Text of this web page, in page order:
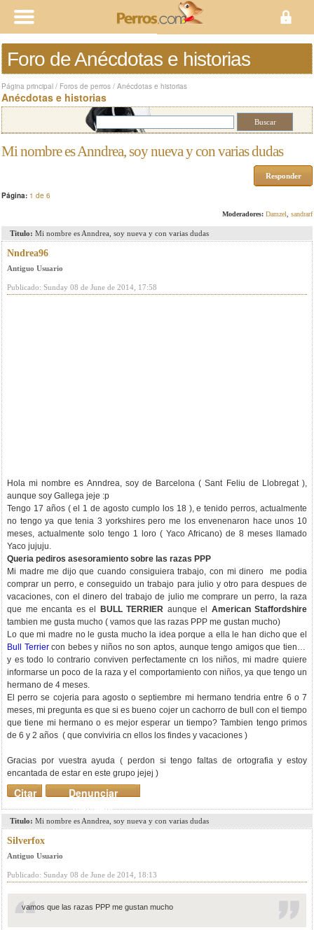
Foro de Anécdotas e historias
Página principal / Foros de perros / Anécdotas e historias
Anécdotas e historias
Mi nombre es Anndrea, soy nueva y con varias dudas
Responder
Página: 1 de 6
Moderadores: Damzel sandrarf
Titulo: Mi nombre es Anndrea, soy nueva y con varias dudas
Nndrea96
Antiguo Usuario
Publicado: Sunday 08 de June de 2014, 17:58
Hola mi nombre es Anndrea, soy de Barcelona ( Sant Feliu de Llobregat ),
aunque soy Gallega jeje :p
Tengo 17 años ( el 1 de agosto cumplo los 18 ), e tenido perros, actualmente
no tengo ya que tenia 3 yorkshires pero me los envenenaron hace unos 10
meses, actualmente solo tengo 1 loro ( Yaco Africano) de 8 meses llamado
Yaco jujuju.
Queria pediros asesoramiento sobre las razas PPP
Mi madre me dijo que cuando consiguiera trabajo, con mi dinero me podia
comprar un perro, e conseguido un trabajo para julio y otro para despues de
vacaciones, con el dinero del trabajo de julio me comprare un perro, la raza
que me encanta es el
BULL TERRIER aunque el
American Staffordshire
tambien me gusta mucho ( vamos que las razas PPP me gustan mucho)
Lo que mi madre no le gusta mucho la idea porque a ella le han dicho que el
Bull Terriercon bebes y niños no son aptos, aunque tengo amigos que tienen
y es todo lo contrario conviven perfectamente cn los niños, mi madre quiere
informarse un poco de la raza y el comportamiento con niños, ya que tengo un
hermano de 4 meses.
El perro se cojeria para agosto o septiembre mi hermano tendria entre 6 o 7
meses, mi pregunta es que si es bueno cojer un cachorro de bull con el tiempo
que tiene mi hermano o es mejor esperar un tiempo? Tambien tengo primos
de 6 y 2 años ( que conviviria cn ellos los findes y vacaciones )
Gracias por vuestra ayuda ( perdon si tengo faltas de ortografia y estoy
encantada de estar en este grupo jejej )
Denunciar
mensaje
Citar
Titulo: Mi nombre es Anndrea, soy nueva y con varias dudas
Silverfox
Antiguo Usuario
Publicado: Sunday 08 de June de 2014, 18:13
vamos que las razas PPP me gustan mucho